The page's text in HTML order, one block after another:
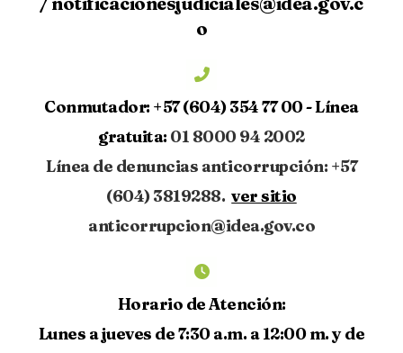
o
Conmutador: +57 (604) 354 77 00 -Línea
gratuita: 01 8000 94 2002
Línea de denuncias anticorrupción: +57
(604) 3819288.ver sitio
anticorrupcion@idea.gov.co
Horario de Atención:
Lunes a jueves de 7:30 a.m. a 12:00 m. y de